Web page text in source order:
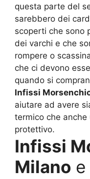
questa parte del
sarebbero dei
scoperti che sono
dei varchi e che
rompere o
che ci devono
quando si
Infissi
aiutare ad avere
termico che
protettivo.
Infissi
Milano